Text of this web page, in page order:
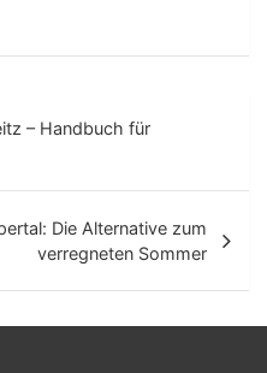
– Handbuch für
Die Alternative zum
verregneten Sommer